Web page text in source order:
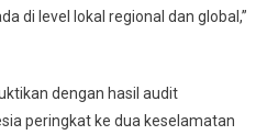
di level lokal regional dan global,”
dengan hasil audit
peringkat ke dua keselamatan